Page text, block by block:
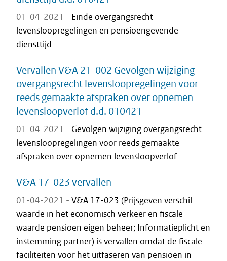
01-04-2021 - Einde overgangsrecht
levensloopregelingen en pensioengevende
diensttijd
Vervallen V&A 21-002 Gevolgen wijziging
overgangsrecht levensloopregelingen voor
reeds gemaakte afspraken over opnemen
levensloopverlof d.d. 010421
01-04-2021 - Gevolgen wijziging overgangsrecht
levensloopregelingen voor reeds gemaakte
afspraken over opnemen levensloopverlof
V&A 17-023 vervallen
01-04-2021 - V&A 17-023 (Prijsgeven verschil
waarde in het economisch verkeer en fiscale
waarde pensioen eigen beheer; Informatieplicht en
instemming partner) is vervallen omdat de fiscale
faciliteiten voor het uitfaseren van pensioen in